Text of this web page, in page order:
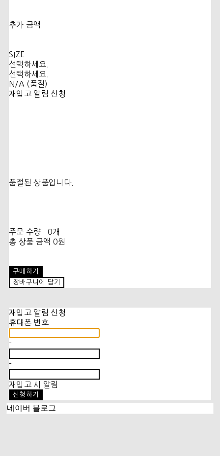
추가 금액
SIZE
선택하세요.
선택하세요.
N/A (품절)
재입고 알림 신청
품절된 상품입니다.
주문 수량
0개
총 상품 금액 0원
구매하기
장바구니에 담기
재입고 알림 신청
휴대폰 번호
-
-
재입고 시 알림
신청하기
네이버 블로그